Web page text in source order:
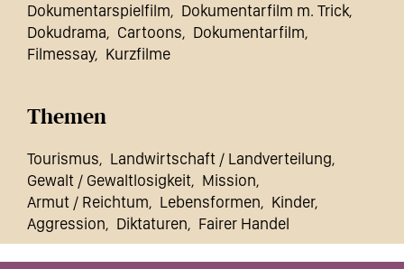
Dokumentarspielfilm
Dokumentarfilm m. Trick
Dokudrama
Cartoons
Dokumentarfilm
Filmessay
Kurzfilme
Themen
Tourismus
Landwirtschaft / Landverteilung
Gewalt / Gewaltlosigkeit
Mission
Armut / Reichtum
Lebensformen
Kinder
Aggression
Diktaturen Fairer Handel